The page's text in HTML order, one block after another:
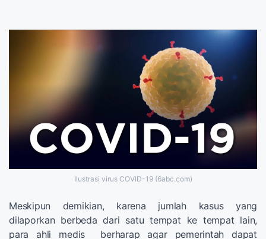
Ilustrasi virus COVID-19 (6abc.com)
Meskipun demikian, karena jumlah kasus yang
dilaporkan berbeda dari satu tempat ke tempat lain,
para ahli medis berharap agar pemerintah dapat